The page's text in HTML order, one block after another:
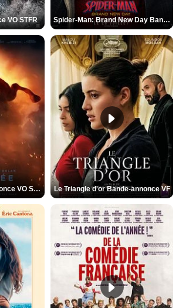
VO STFR Spider-Man: Brand New Day Bande-annonce VO STFR
L'Odyssée Bande-annonce VO STFR Le Triangle d'or Bande-annonce VF